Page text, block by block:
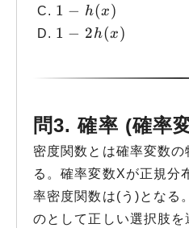
1 - h(x)
1 − h(x)
1 - 2h(x)
1 − 2h(x)
問3. 確率 (確率
密度関数とは確率変数
る。確率変数Xが正規分
率密度関数は(う)となる
のとして正しい選択肢を